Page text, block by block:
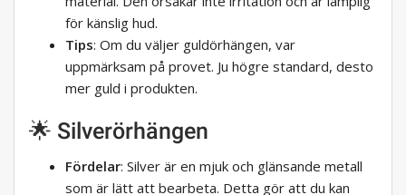
för känslig hud.
Tips: Om du väljer guldörhängen, var
uppmärksam på provet. Ju högre standard, desto
mer guld i produkten.
🌟 Silverörhängen
Fördelar: Silver är en mjuk och glänsande metall
som är lätt att bearbeta. Detta gör att du kan